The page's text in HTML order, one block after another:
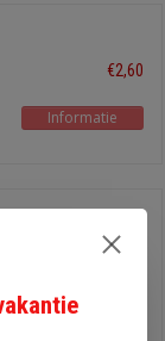
€2,60
Informatie
€5,70
Informatie